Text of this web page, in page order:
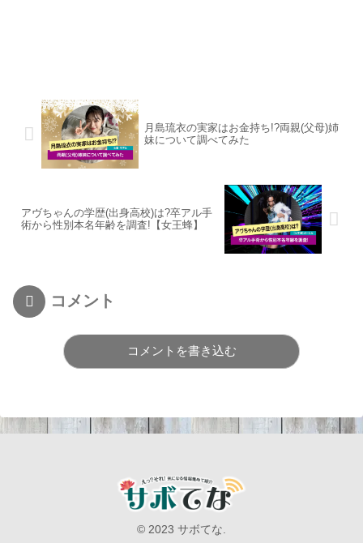
月島琉衣の実家はお金持ち!?両親(父母)姉
妹について調べてみた
アヴちゃんの学歴(出身高校)は?卒アル手
術から性別本名年齢を調査!【女王蜂】
コメント
コメントを書き込む
© 2023 サボてな.